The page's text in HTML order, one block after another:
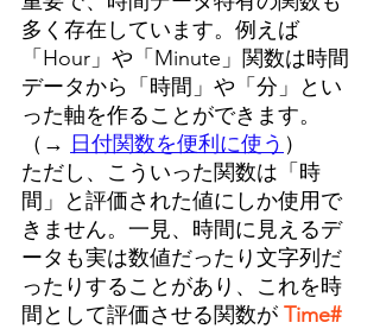
多く存在しています。例えば
「Hour」や「Minute」関数は時間
データから「時間」や「分」とい
った軸を作ることができます。
（→ 日付関数を便利に使う ）
ただし、こういった関数は「時
間」と評価された値にしか使用で
きません。一見、時間に見えるデ
ータも実は数値だったり文字列だ
ったりすることがあり、これを時
間として評価させる関数が Time#